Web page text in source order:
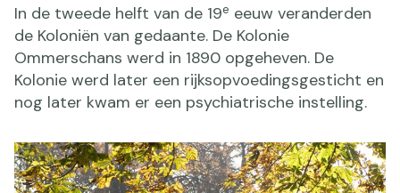
In de tweede helft van de 19e eeuw veranderden
de Koloniën van gedaante. De Kolonie
Ommerschans werd in 1890 opgeheven. De
Kolonie werd later een rijksopvoedingsgesticht en
nog later kwam er een psychiatrische instelling.